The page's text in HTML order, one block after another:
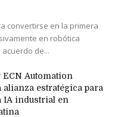
convertirse en la primera
en robótica
de...
ECN Automation
estratégica para
IA industrial en